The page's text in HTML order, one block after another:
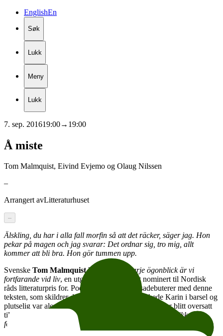
EnglishEn
Søk
Lukk
Meny
Lukk
7. sep. 201619:00→ 19:00
Å miste
Tom Malmquist, Eivind Evjemo og Olaug Nilssen
–
Arrangert avLitteraturhuset
–
Älskling, du har i alla fall morfin så att det räcker, säger jag. Hon
pekar på magen och jag svarar: Det ordnar sig, tro mig, allt
kommer att bli bra. Hon gör tummen upp.
Svenske Tom Malmquisthar skrevet
I varje ögonblick är vi
fortfarande vid liv, en utgivelse han har blitt nominert til Nordisk
råds litteraturpris for. Poeten Malmquist prosadebuterer med denne
teksten, som skildrer det året han mistet sin elskede Karin i barsel og
plutselig var alene igjen med sitt nyfødte barn. Den er blitt oversatt
til norsk av Bodil Engen og har fått tittelen
I hvert øyeblikk er vi
fortsatt i live